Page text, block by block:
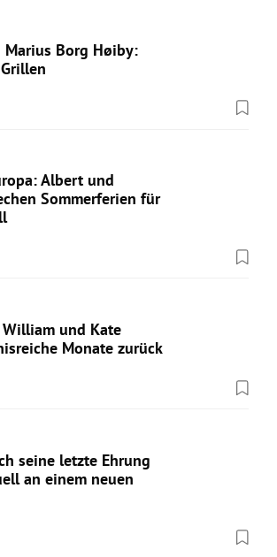
Borg Høiby:
Albert und
Sommerferien für
und Kate
Monate zurück
seine letzte Ehrung
an einem neuen